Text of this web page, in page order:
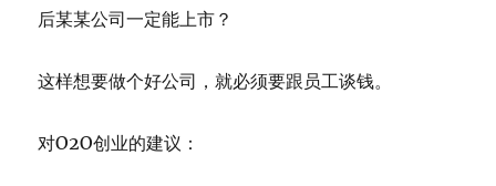
后某某公司一定能上市？
这样想要做个好公司，就必须要跟员工谈钱。
对O2O创业的建议：